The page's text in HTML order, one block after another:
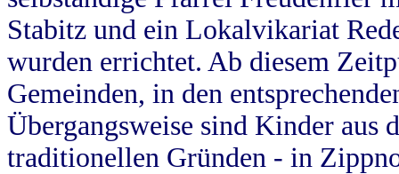
Stabitz und ein Lokalvikariat
wurden errichtet. Ab diesem
Gemeinden, in den
Übergangsweise sind Kinder aus
traditionellen Gründen - in